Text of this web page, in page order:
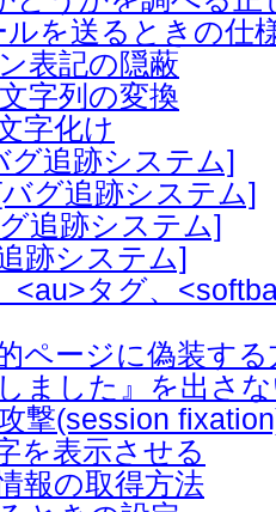
を送るときの仕
表記の隠蔽
字列の変換
字化け
グ追跡システム]
グ追跡システム]
追跡システム]
跡システム]
<au>タグ、
ページに偽装する
ました』を出さ
撃(session
を表示させる
報の取得方法